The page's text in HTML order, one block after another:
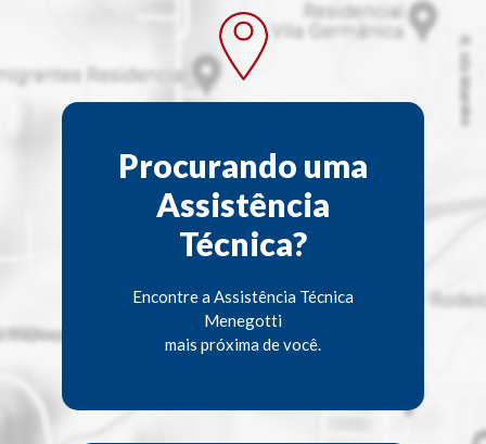
Procurando uma
Assistência
Técnica?
Encontre a Assistência Técnica
Menegotti
mais próxima de você.